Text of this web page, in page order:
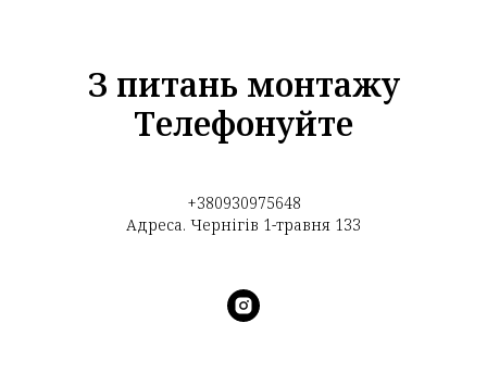
З питань монтажу
Телефонуйте
+380930975648
Адреса. Чернігів 1-травня 133